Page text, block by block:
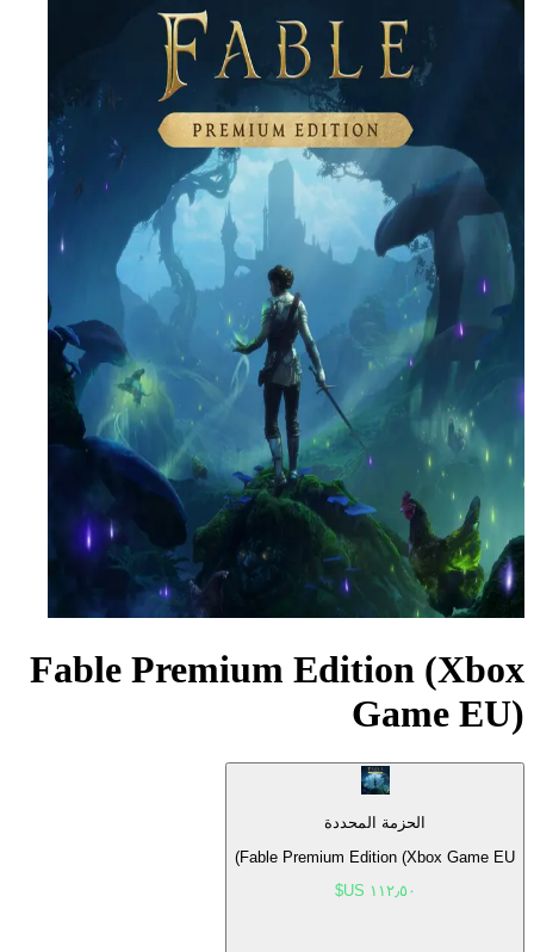
Fable Premium Edition (Xbox
Game EU)
الحزمة المحددة
Fable Premium Edition (Xbox Game EU)